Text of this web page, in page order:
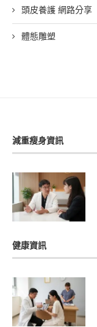
頭皮養護 網路分享
體態雕塑
減重瘦身資訊
健康資訊